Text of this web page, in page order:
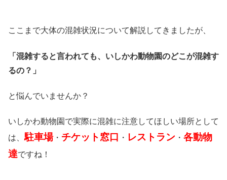
ここまで大体の混雑状況について解説してきましたが、
「混雑すると言われても、いしかわ動物園のどこが混雑す
るの？」
と悩んでいませんか？
いしかわ動物園で実際に混雑に注意してほしい場所として
は、駐車場・ チケット窓口 ・ レストラン ・ 各動物
達ですね！